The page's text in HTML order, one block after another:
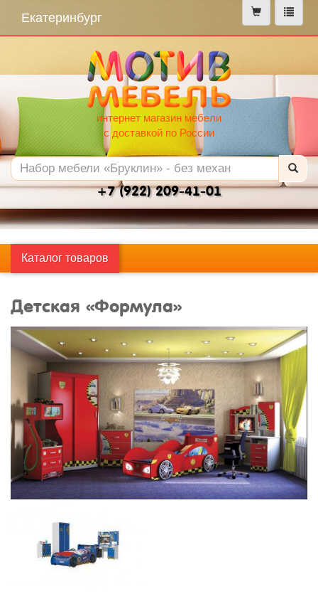
меню
Екатеринбург
интернет магазин мебели
с доставкой по России
+7 (922) 209-41-01
Каталог товаров
Детская «Формула»